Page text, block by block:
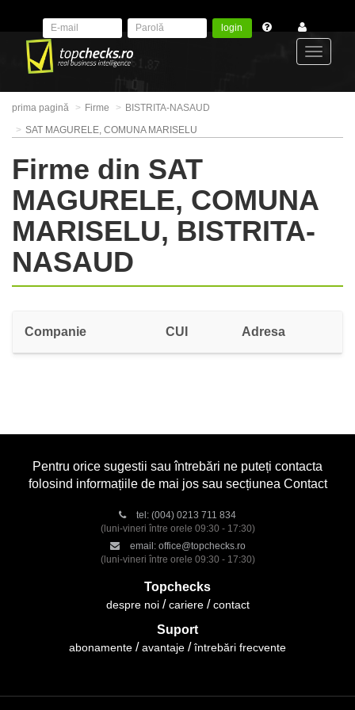
login
prima pagină Firme
BISTRITA-NASAUD
SAT MAGURELE, COMUNA MARISELU
Firme din SAT
MAGURELE, COMUNA
MARISELU, BISTRITA-
NASAUD
Companie CUI Adresa
Pentru orice sugestii sau întrebări ne puteți contacta
folosind informațiile de mai jos sau secțiunea Contact
tel: (004) 0213 711 834
(luni-vineri între orele 09:30 - 17:30)
email: office@topchecks.ro
(luni-vineri între orele 09:30 - 17:30)
Topchecks
despre noi cariere contact
Suport
abonamente avantaje întrebări frecvente